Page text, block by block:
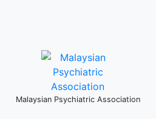
Malaysian Psychiatric Association